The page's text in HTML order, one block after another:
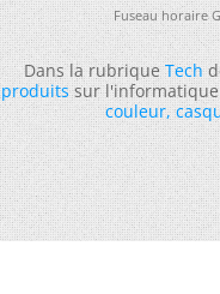
Fuseau horaire
Dans la rubriqueTech
produitssur
couleur,